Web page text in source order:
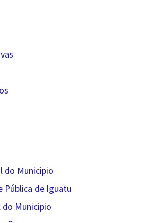
do Municipio
Pública de Iguatu
Municipio